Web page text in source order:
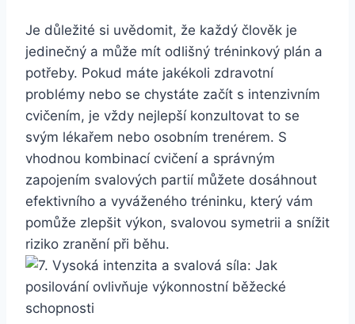
Je důležité si uvědomit, že každý člověk je
jedinečný a může mít odlišný tréninkový plán a
potřeby. Pokud máte jakékoli zdravotní
problémy nebo se chystáte začít s intenzivním
cvičením, je vždy nejlepší konzultovat to se
svým lékařem nebo osobním trenérem. S
vhodnou kombinací cvičení a správným
zapojením svalových partií můžete dosáhnout
efektivního a vyváženého tréninku, který vám
pomůže zlepšit výkon, svalovou symetrii a snížit
riziko zranění při běhu.